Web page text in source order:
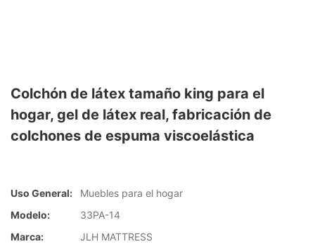
Colchón de látex tamaño king para el
hogar, gel de látex real, fabricación de
colchones de espuma viscoelástica
Uso General:
Muebles para el hogar
Modelo:
33PA-14
Marca:
JLH MATTRESS